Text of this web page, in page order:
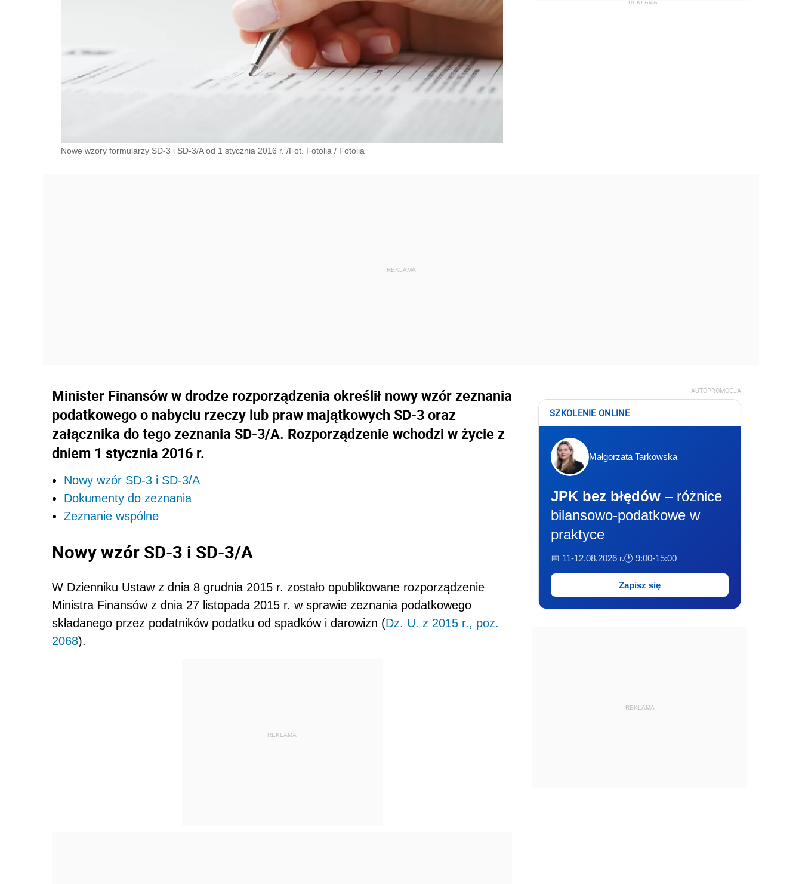
Nowe wzory formularzy SD-3 i SD-3/A od 1 stycznia 2016 r. /Fot. Fotolia / Fotolia
Minister Finansów w drodze rozporządzenia określił nowy wzór zeznania
podatkowego o nabyciu rzeczy lub praw majątkowych SD-3 oraz
załącznika do tego zeznania SD-3/A. Rozporządzenie wchodzi w życie z
dniem 1 stycznia 2016 r.
Nowy wzór SD-3 i SD-3/A
Dokumenty do zeznania
Zeznanie wspólne
Nowy wzór SD-3 i SD-3/A
W Dzienniku Ustaw z dnia 8 grudnia 2015 r. zostało opublikowane rozporządzenie
Ministra Finansów z dnia 27 listopada 2015 r. w sprawie zeznania podatkowego
składanego przez podatników podatku od spadków i darowizn (Dz. U. z 2015 r., poz.
2068).
REKLAMA
AUTOPROMOCJA
SZKOLENIE ONLINE
Małgorzata Tarkowska
JPK bez błędów – różnice
bilansowo-podatkowe w
praktyce
📅 11-12.08.2026 r.🕐 9:00-15:00
Zapisz się
REKLAMA